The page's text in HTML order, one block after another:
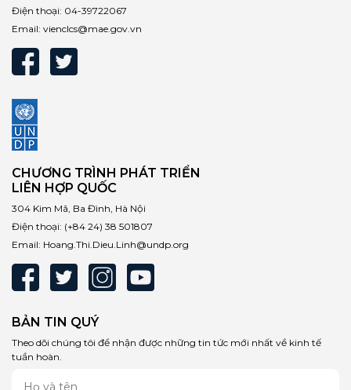
Điện thoại: 04-39722067
Email: vienclcs@mae.gov.vn
CHƯƠNG TRÌNH PHÁT TRIỂN
LIÊN HỢP QUỐC
304 Kim Mã, Ba Đình, Hà Nội
Điện thoại: (+84 24) 38 501807
Email: Hoang.Thi.Dieu.Linh@undp.org
BẢN TIN QUÝ
Theo dõi chúng tôi để nhận được những tin tức mới nhất về kinh tế
tuần hoàn.